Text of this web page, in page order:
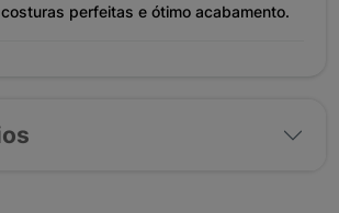
perfeitas e ótimo acabamento.